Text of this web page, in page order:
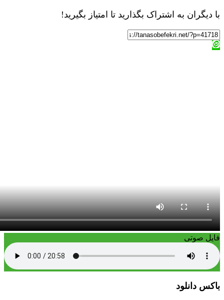
با دیگران به اشتراک بگذارید تا امتیاز بگیرید!
فایل صوتی
باکس دانلود